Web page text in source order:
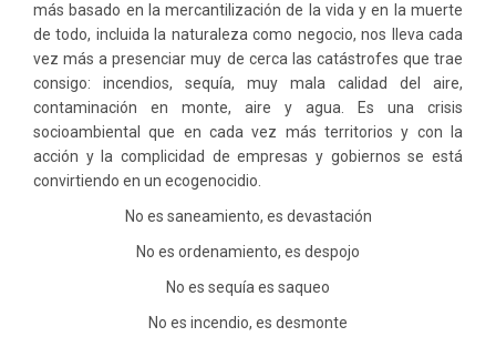
más basado en la mercantilización de la vida y en la muerte
de todo, incluida la naturaleza como negocio, nos lleva cada
vez más a presenciar muy de cerca las catástrofes que trae
consigo: incendios, sequía, muy mala calidad del aire,
contaminación en monte, aire y agua. Es una crisis
socioambiental que en cada vez más territorios y con la
acción y la complicidad de empresas y gobiernos se está
convirtiendo en un ecogenocidio.
No es saneamiento, es devastación
No es ordenamiento, es despojo
No es sequía es saqueo
No es incendio, es desmonte